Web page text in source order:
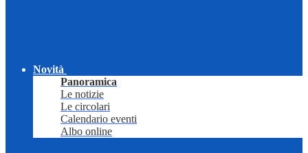
Novità
Panoramica
Le notizie
Le circolari
Calendario eventi
Albo online